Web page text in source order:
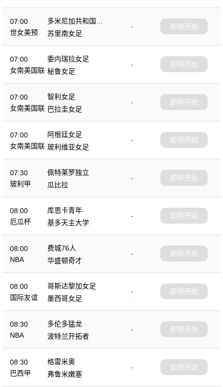
07:00
世女美预
多米尼加共和国女
足
-
苏里南女足
即将开始
07:00
女南美国联
委内瑞拉女足
-
秘鲁女足
即将开始
07:00
女南美国联
智利女足
-
巴拉圭女足
即将开始
07:00
女南美国联
阿根廷女足
-
玻利维亚女足
即将开始
07:30
玻利甲
佩特莱罗独立
-
瓜比拉
即将开始
08:00
厄瓜杯
库恩卡青年
-
基多天主大学
即将开始
08:00
NBA
费城76人
-
华盛顿奇才
即将开始
08:00
国际友谊
哥斯达黎加女足
-
墨西哥女足
即将开始
08:30
NBA
多伦多猛龙
-
波特兰开拓者
即将开始
08:30
巴西甲
格雷米奥
-
弗鲁米嫩塞
即将开始